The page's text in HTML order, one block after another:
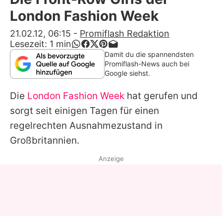
Alle Themen auf Promiflash
App runterladen
Team
Redaktionelle Richtlinien
Impressum
Nutzungsbedingungen
London Fashion Week
21.02.12, 06:15 - Promiflash Redaktion
Lesezeit: 1 min
Damit du die spannendsten
Promiflash-News auch bei
Google siehst.
Die London Fashion Week hat gerufen und
sorgt seit einigen Tagen für einen
regelrechten Ausnahmezustand in
Großbritannien.
Anzeige